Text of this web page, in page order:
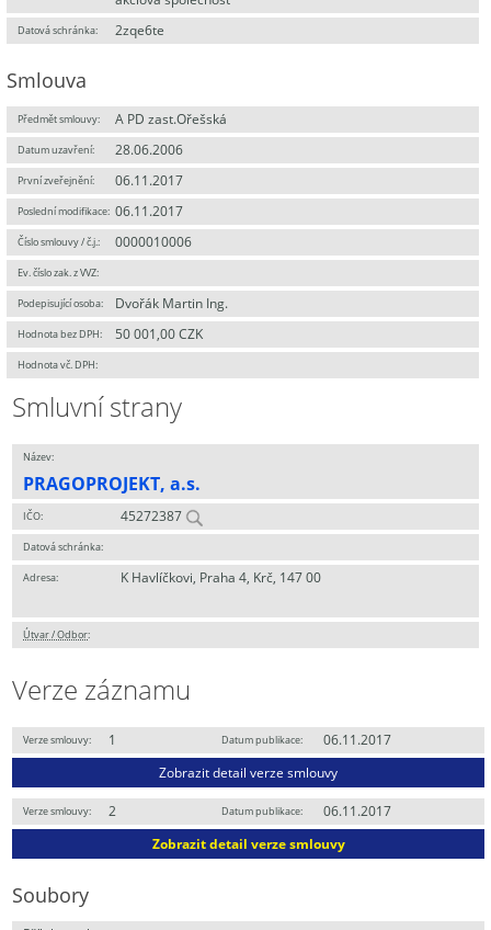
Datová schránka: 2zqe6te
Smlouva
Předmět smlouvy: A PD zast.Ořešská
Datum uzavření: 28.06.2006
První zveřejnění: 06.11.2017
Poslední modifikace: 06.11.2017
Číslo smlouvy / č.j.: 0000010006
Ev. číslo zak. z VVZ:
Podepisující osoba: Dvořák Martin Ing.
Hodnota bez DPH: 50 001,00 CZK
Hodnota vč. DPH:
Smluvní strany
Název:
PRAGOPROJEKT, a.s.
IČO: 45272387
Datová schránka:
Adresa: K Havlíčkovi, Praha 4, Krč, 147 00
Útvar / Odbor:
Verze záznamu
Verze smlouvy: 1 Datum publikace:
06.11.2017
Zobrazit detail verze smlouvy
Verze smlouvy: 2 Datum publikace:
06.11.2017
Zobrazit detail verze smlouvy
Soubory